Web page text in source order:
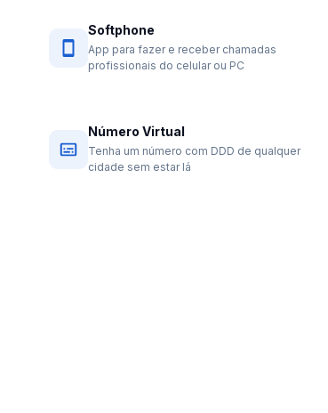
Softphone
App para fazer e receber chamadas
profissionais do celular ou PC
Número Virtual
Tenha um número com DDD de qualquer
cidade sem estar lá